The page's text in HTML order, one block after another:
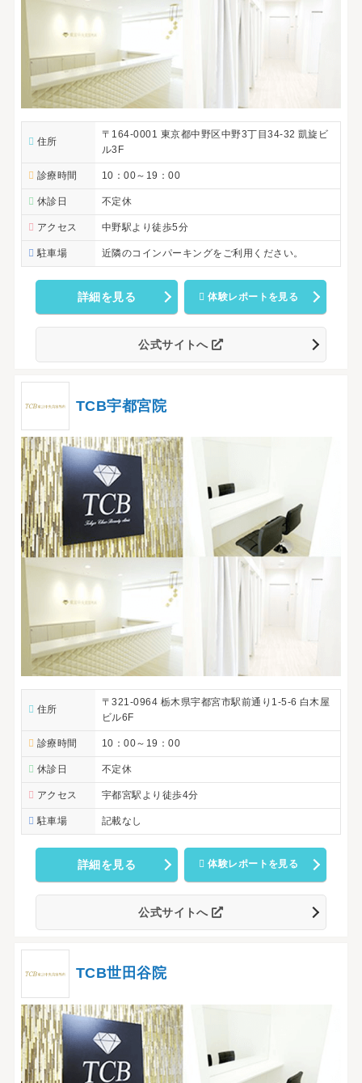
住所
〒164-0001 東京都中野区中野3丁目34-32 凱旋ビ
ル3F
診療時間 10：00～19：00
休診日 不定休
アクセス 中野駅より徒歩5分
駐車場 近隣のコインパーキングをご利用ください。
詳細を見る 体験レポートを見る
公式サイトへ
TCB宇都宮院
住所
〒321-0964 栃木県宇都宮市駅前通り1-5-6 白木屋
ビル6F
診療時間 10：00～19：00
休診日 不定休
アクセス 宇都宮駅より徒歩4分
駐車場 記載なし
詳細を見る 体験レポートを見る
公式サイトへ
TCB世田谷院